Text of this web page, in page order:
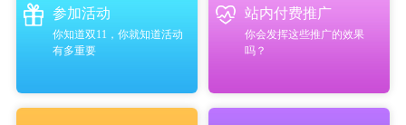
参加活动
你知道双11，你就知道活动
有多重要
站内付费推广
你会发挥这些推广的效果
吗？